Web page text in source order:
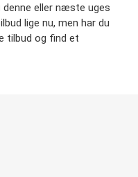
denne eller næste uges
lige nu, men har du
tilbud og find et